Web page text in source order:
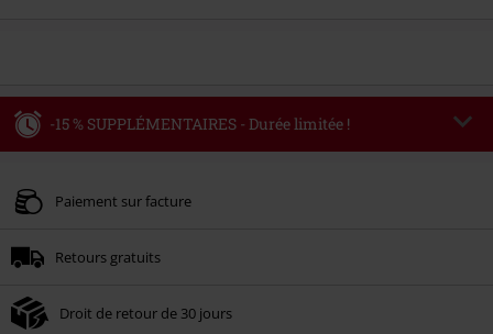
-15 % SUPPLÉMENTAIRES - Durée limitée !
Valable jusqu'au 09/08/2026
Une fois le code saisi, la réduction sera automatiquement déduite à la fin de
Non cumulable avec dautres promotions. Non valable sur : les livres, les
Paiement sur facture
Retours gratuits
Droit de retour de 30 jours